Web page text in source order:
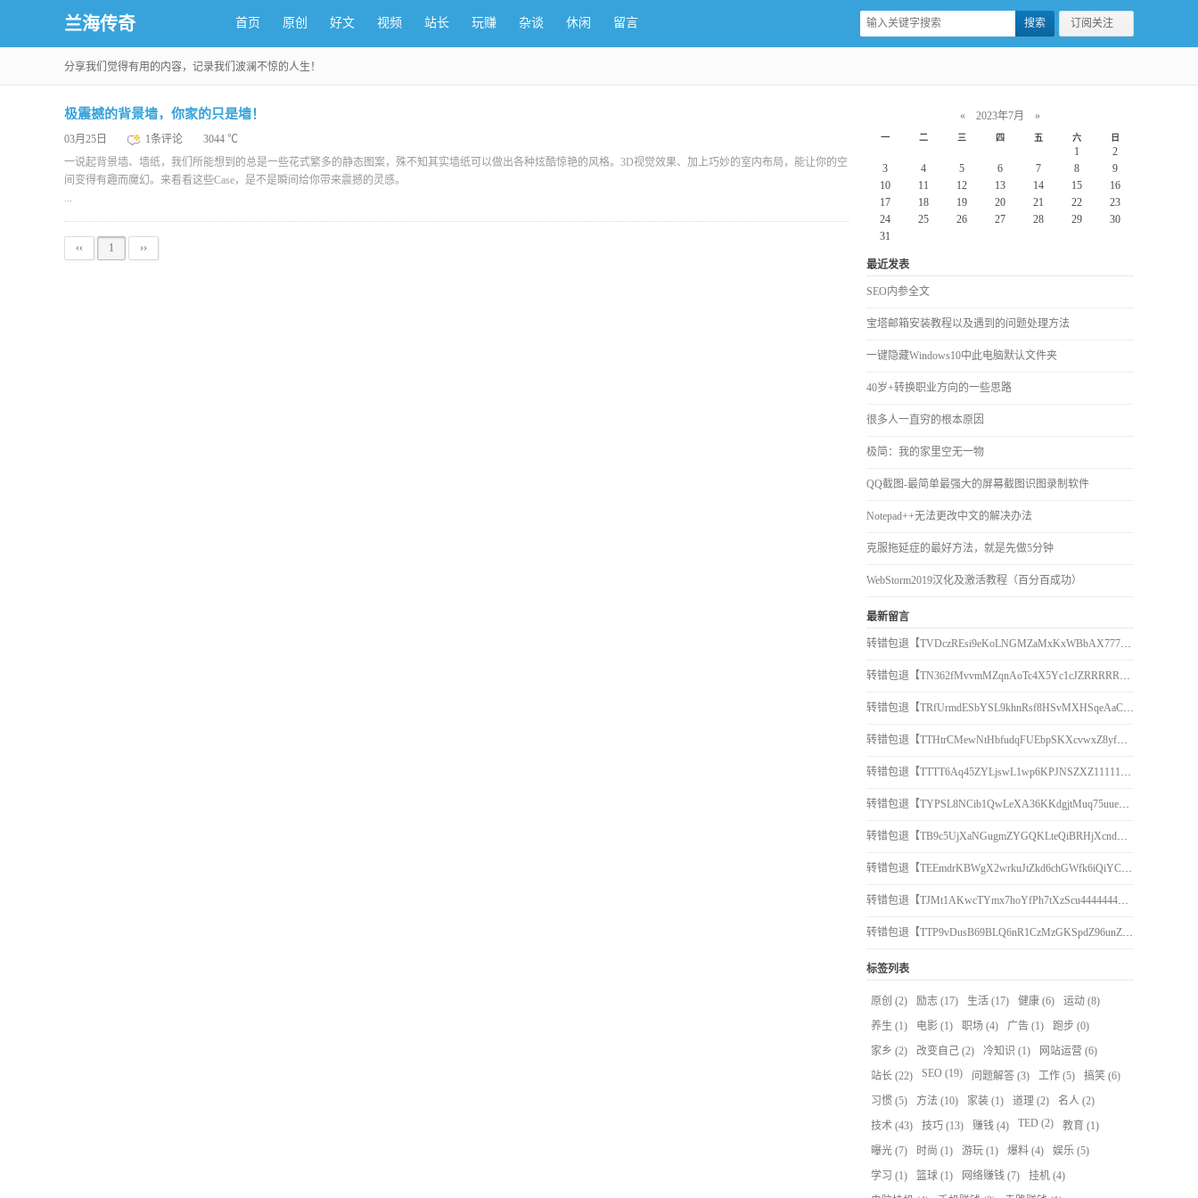
兰海传奇 首页 原创 好文 视频 站长 玩赚 杂谈 休闲 留言 订阅关注
分享我们觉得有用的内容，记录我们波澜不惊的人生！
极震撼的背景墙，你家的只是墙！
03月25日 1条评论
3044 ℃
一说起背景墙、墙纸，我们所能想到的总是一些花式繁多的静态图案，殊不知其实墙纸可以做出各种炫酷惊艳的风格。3D视觉效果、加上巧妙的室内布局，能让你的空
间变得有趣而魔幻。来看看这些Case，是不是瞬间给你带来震撼的灵感。
...
‹‹ 1 ››
« 2023年7月 »
一 二 三 四 五 六 日
1
2
3
4 5 6 7 8
9
10
11 12 13 14 15
16
17
18 19 20 21 22
23
24
25 26 27 28 29
30
31
最近发表
SEO内参全文
宝塔邮箱安装教程以及遇到的问题处理方法
一键隐藏Windows10中此电脑默认文件夹
40岁+转换职业方向的一些思路
很多人一直穷的根本原因
极简：我的家里空无一物
QQ截图-最简单最强大的屏幕截图识图录制软件
Notepad++无法更改中文的解决办法
克服拖延症的最好方法，就是先做5分钟
WebStorm2019汉化及激活教程（百分百成功）
最新留言
转错包退【TVDczREsi9eKoLNGMZaMxKxWBbAX777777】客服TeleGram:【@TrxEm】
转错包退【TN362fMvvmMZqnAoTc4X5Yc1cJZRRRRRRR】客服TeleGram:【@TrxEm】
转错包退【TRfUrmdESbYSL9khnRsf8HSvMXHSqeAaCr】客服TeleGram:【@TrxEm】
转错包退【TTHtrCMewNtHbfudqFUEbpSKXcvwxZ8yfR】客服TeleGram:【@TrxEm】
转错包退【TTTT6Aq45ZYLjswL1wp6KPJNSZXZ111111】客服TeleGram:【@TrxEm】
转错包退【TYPSL8NCib1QwLeXA36KKdgjtMuq75uuen】客服TeleGram:【@TrxEm】
转错包退【TB9c5UjXaNGugmZYGQKLteQiBRHjXcndCo】客服TeleGram:【@TrxEm】
转错包退【TEEmdrKBWgX2wrkuJtZkd6chGWfk6iQiYC】客服TeleGram:【@TrxEm】
转错包退【TJMt1AKwcTYmx7hoYfPh7tXzScu4444444】客服TeleGram:【@TrxEm】
转错包退【TTP9vDusB69BLQ6nR1CzMzGKSpdZ96unZU】客服TeleGram:【@TrxEm】
标签列表
原创 (2) 励志 (17) 生活 (17) 健康 (6) 运动 (8)
养生 (1) 电影 (1) 职场 (4) 广告 (1) 跑步 (0)
家乡 (2) 改变自己 (2) 冷知识 (1) 网站运营 (6)
站长 (22) SEO (19) 问题解答 (3) 工作 (5) 搞笑 (6)
习惯 (5) 方法 (10) 家装 (1) 道理 (2) 名人 (2)
技术 (43) 技巧 (13) 赚钱 (4) TED (2) 教育 (1)
曝光 (7) 时尚 (1) 游玩 (1) 爆料 (4) 娱乐 (5)
学习 (1) 篮球 (1) 网络赚钱 (7) 挂机 (4)